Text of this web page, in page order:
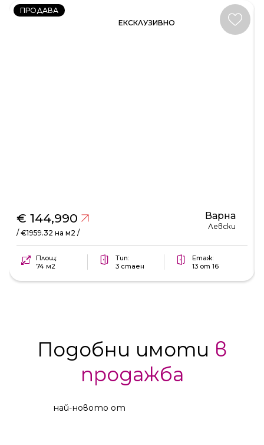
ПРОДАВА
ЕКСКЛУЗИВНО
€ 144,990
/ €1959.32 на м2 /
Варна
Левски
Площ:
74 м2
Тип:
3 стаен
Етаж:
13 от 16
Подобни имоти в
продажба
най-новото от